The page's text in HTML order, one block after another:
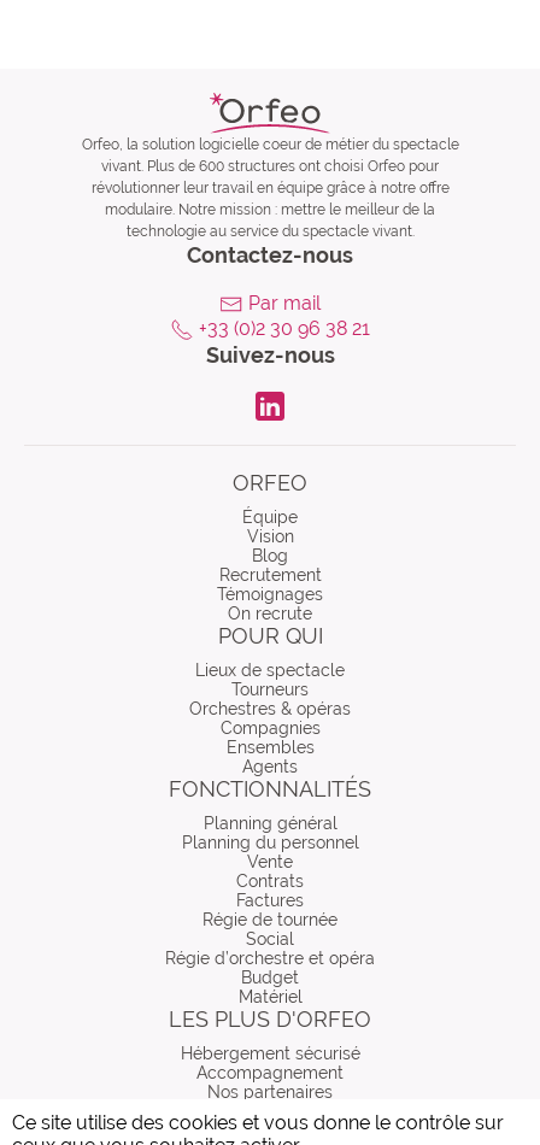
Ce site utilise des cookies et vous donne le contrôle sur
Orfeo, la solution logicielle coeur de métier du spectacle
vivant. Plus de 600 structures ont choisi Orfeo pour
révolutionner leur travail en équipe grâce à notre offre
modulaire. Notre mission : mettre le meilleur de la
technologie au service du spectacle vivant.
Contactez-nous
Par mail
+33 (0)2 30 96 38 21
Suivez-nous
ORFEO
Équipe
Vision
Blog
Recrutement
Témoignages
On recrute
POUR QUI
Lieux de spectacle
Tourneurs
Orchestres & opéras
Compagnies
Ensembles
Agents
FONCTIONNALITÉS
Planning général
Planning du personnel
Vente
Contrats
Factures
Régie de tournée
Social
Régie d’orchestre et opéra
Budget
Matériel
LES PLUS D'ORFEO
Hébergement sécurisé
Accompagnement
Nos partenaires